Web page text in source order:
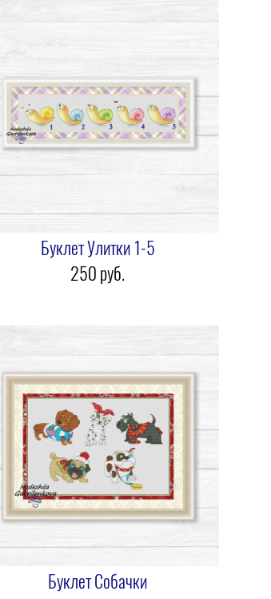
Буклет Улитки 1-5
250 pуб.
Буклет Собачки